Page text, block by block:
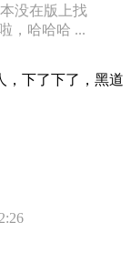
没在版上找
，哈哈哈 ...
，下了下了，黑道